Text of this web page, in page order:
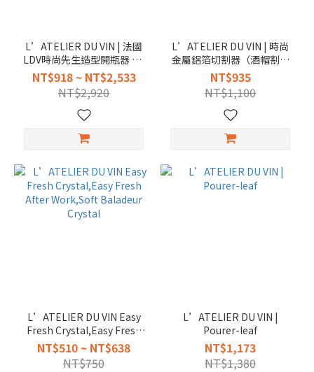
L’ATELIER DU VIN | 法國
LDV時尚先生造型開瓶器 銀/
黑
NT$918 ~ NT$2,533
NT$2,920
L’ATELIER DU VIN | 時尚
金屬鋁箔切割器（酒帽割錫
器）
NT$935
NT$1,100
L’ATELIER DU VIN Easy
Fresh Crystal,Easy Fresh
After Work,Soft Baladeur
Crystal
NT$510 ~ NT$638
NT$750
L’ATELIER DU VIN |
Pourer-leaf
NT$1,173
NT$1,380